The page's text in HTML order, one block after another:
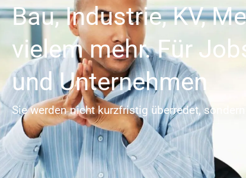
Bau, Industrie, KV,
vielem mehr. Für
und Unternehmen
Sie werden nicht kurzfristig überredet,